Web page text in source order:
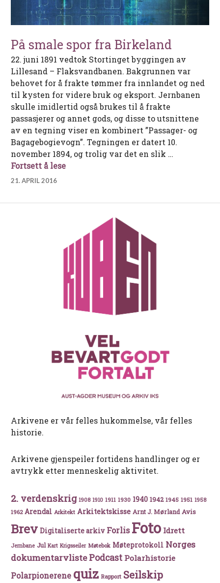
På smale spor fra Birkeland
22. juni 1891 vedtok Stortinget byggingen av
Lillesand – Flaksvandbanen. Bakgrunnen var
behovet for å frakte tømmer fra innlandet og ned
til kysten for videre bruk og eksport. Jernbanen
skulle imidlertid også brukes til å frakte
passasjerer og annet gods, og disse to utsnittene
av en tegning viser en kombinert ”Passager- og
Bagagebogievogn”. Tegningen er datert 10.
november 1894, og trolig var det en slik …
Fortsett å lesePå smale spor fra Birkeland
21. APRIL 2016
Arkivene er vår felles hukommelse, vår felles
historie.
Arkivene gjenspeiler fortidens handlinger og er
avtrykk etter menneskelig aktivitet.
2. verdenskrig 1908 1910 1911 1930 1940 1942 1945 1951 1958
1962 Arendal Arkitekt Arkitektskisse Arnt J. Mørland Avis
Brev Digitaliserte arkiv Forlis Foto Idrett
Jernbane Jul Kart Krigsseiler Møtebok Møteprotokoll Norges
dokumentarvlistePodcast Polarhistorie
Polarpionerene quiz Rapport Seilskip